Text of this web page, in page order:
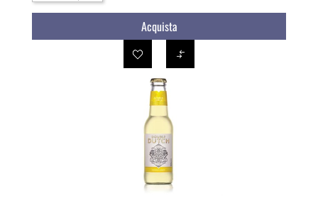
Acquista